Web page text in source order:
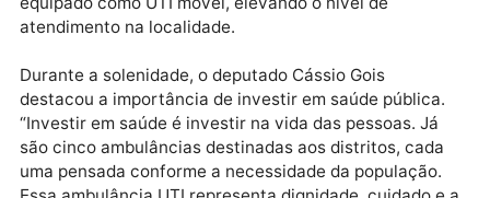
Esperança, com duas ambulâncias)
• Divinópolis, em Cacoal
• Santana, em São Miguel do Guaporé
As demais ambulâncias entregues são veículos
caminhonete, adaptados à realidade de cada região.
Nova Estrela recebeu um modelo mais avançado,